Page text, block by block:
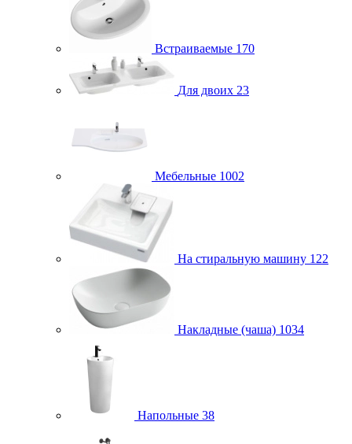
Встраиваемые 170
Для двоих 23
Мебельные 1002
На стиральную машину 122
Накладные (чаша) 1034
Напольные 38